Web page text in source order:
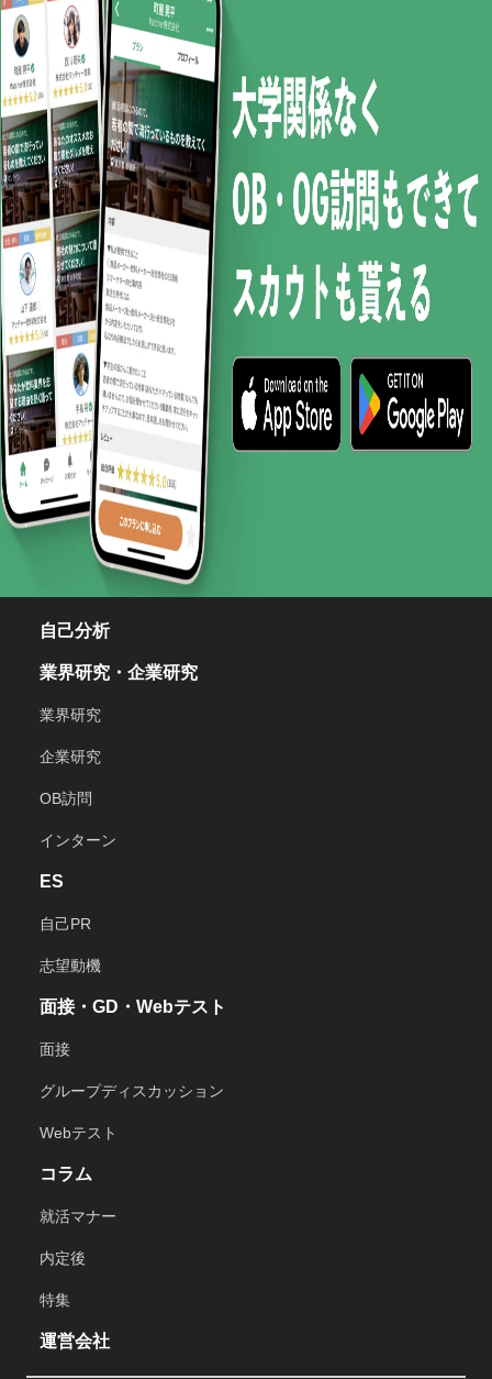
自己分析
業界研究・企業研究
業界研究
企業研究
OB訪問
インターン
ES
自己PR
志望動機
面接・GD・Webテスト
面接
グループディスカッション
Webテスト
コラム
就活マナー
内定後
特集
運営会社